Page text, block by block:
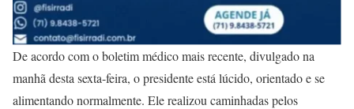
De acordo com o boletim médico mais recente, divulgado na
manhã desta sexta-feira, o presidente está lúcido, orientado e se
alimentando normalmente. Ele realizou caminhadas pelos